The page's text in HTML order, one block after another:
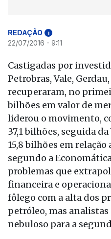
REDAÇÃO i
22/07/2016 - 9:11
Castigadas por
Petrobras, Vale,
recuperaram, no
bilhões em valor de
liderou o movimento,
37,1 bilhões, seguida
15,8 bilhões em relação
segundo a
problemas que
financeira e
fôlego com a alta dos
petróleo, mas
nebuloso para a